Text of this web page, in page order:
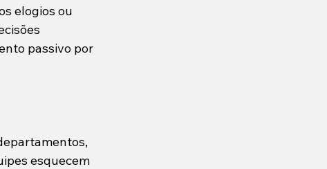
elogios ou
passivo por
esquecem